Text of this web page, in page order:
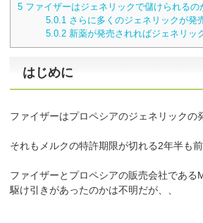
5 ファイザーはジェネリックで儲けられる
5.0.1 さらに多くのジェネリックが発
5.0.2 新薬が発売されればジェネリッ
はじめに
ファイザーはプロペシアのジェネリックの
それもメルクの特許期限が切れる2年半も前
ファイザーとプロペシアの販売会社である
駆け引きがあったのかは不明だが、、